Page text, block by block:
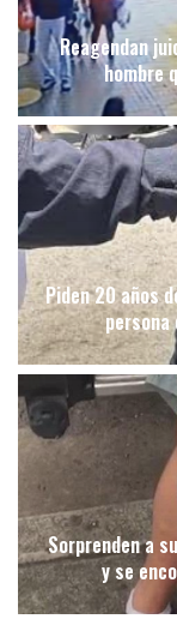
Reagendan
hombre
Piden 20 años
persona
Sorprenden a
y se